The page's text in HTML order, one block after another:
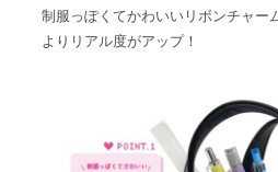
制服っぽくてかわいいリボンチャー
よりリアル度がアップ！